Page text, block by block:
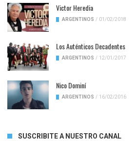
Victor Heredia
ARGENTINOS / 01/02/2018
Los Auténticos Decadentes
ARGENTINOS / 12/01/2017
Nico Dominí
ARGENTINOS / 16/02/2016
SUSCRIBITE A NUESTRO CANAL